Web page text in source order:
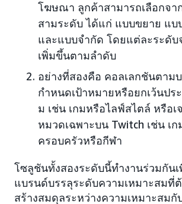
โฆษณา ลูกค้าสามารถเลือกจา
สามระดับ ได้แก่ แบบขยาย แบ
และแบบจำกัด โดยแต่ละระดับ
เพิ่มขึ้นตามลำดับ
อย่างที่สองคือ คอลเลกชันตาม
กำหนดเป้าหมายหรือยกเว้นปร
ม เช่น เกมหรือไลฟ์สไตล์ หรือเ
หมวดเฉพาะบน Twitch เช่น เ
ครอบครัวหรือกีฬา
โซลูชันทั้งสองระดับนี้ทำงานร่วมกัน
แบรนด์บรรลุระดับความเหมาะสมที่
สร้างสมดุลระหว่างความเหมาะสมกั